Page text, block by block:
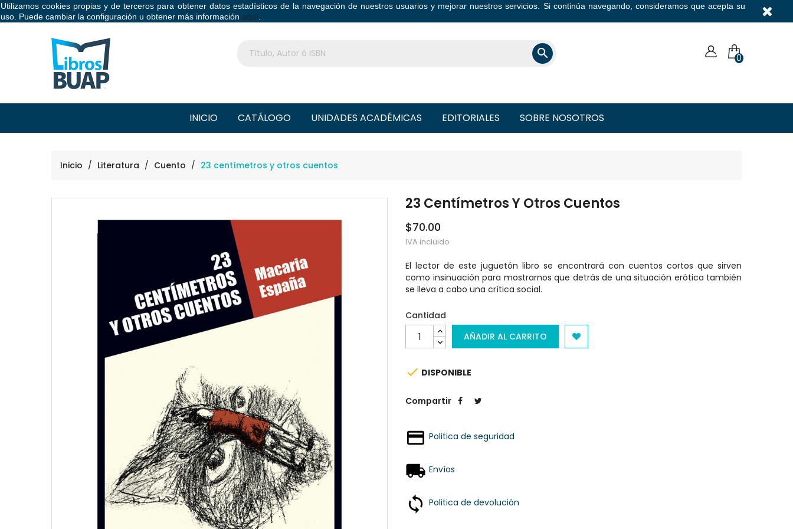
Utilizamos cookies propias y de terceros para obtener datos estadísticos de la navegación de nuestros usuarios y mejorar nuestros servicios. Si continúa navegando, consideramos que acepta su
uso. Puede cambiar la configuración u obtener más información aquí Moneda
Libros BUAP
 0
INICIO CATÁLOGO UNIDADES ACADÉMICAS EDITORIALES SOBRE NOSOTROS
Inicio Literatura Cuento 23 centímetros y otros cuentos
23 Centímetros Y Otros Cuentos
$70.00
IVA incluido
El lector de este juguetón libro se encontrará con cuentos cortos que sirven
como insinuación para mostrarnos que detrás de una situación erótica también
se lleva a cabo una crítica social.
Cantidad
AÑADIR AL CARRITO
 DISPONIBLE
Compartir
Politica de seguridad
Envíos
Politica de devolución